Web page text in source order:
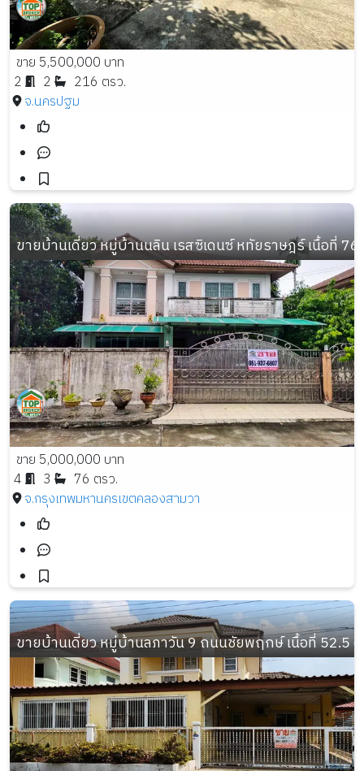
ขาย 5,500,000 บาท
2
2
216 ตรว.
จ.นครปฐม
ขายบ้านเดี่ยว หมู่บ้านนลิน เรสซิเดนซ์ หทัยราษฎร์ เนื้อที่
ขาย 5,000,000 บาท
4
3
76 ตรว.
จ.กรุงเทพมหานครเขตคลองสามวา
ขายบ้านเดี่ยว หมู่บ้านลภาวัน 9 ถนนชัยพฤกษ์ เนื้อที่ 52.5